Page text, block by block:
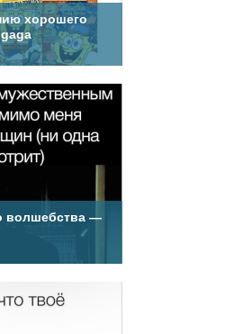
хорошего
волшебства —